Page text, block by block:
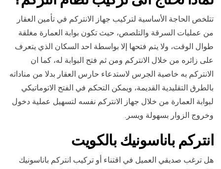
تتلخص الحاجة الأساسية لتركيب جهاز الانتركم في تأمين العقار
من عمليات السرقة والتلصص، حيث تكون بوابة العمارة مغلقة
طوال الوقت، ولا يتم فتحها إلا بواسطة احد السكان الذي يتعرف
على زائره من خلال الانتركم ومن ثم فتح البوابة له، كما ان
الانتركم به خاصية الجرس لاستدعاء حارس العقار بدلا من مناداته
بالطرق التقليدية القديمة، ويمكن التحكم في الفتح الاتوماتيكي
لبوابة العمارة من خلال جهاز الانتركم نفسه لتسهيل عملية دخول
وخروج الزوار بسهولة ويسر.
انتركم باناسونيك بالكويت
هل ترغب صديقي العميل في اقتناء أو تركيب انتركم باناسونيك